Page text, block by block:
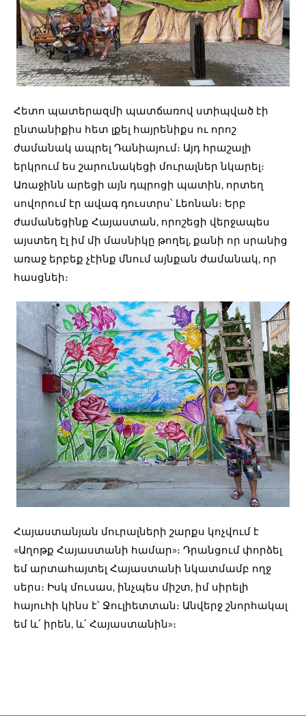
Հետո պատերազմի պատճառով ստիպված էի
ընտանիքիս հետ լքել հայրենիքս ու որոշ
ժամանակ ապրել Դանիայում։ Այդ հրաշալի
երկրում ես շարունակեցի մուրալներ նկարել։
Առաջինն արեցի այն դպրոցի պատին, որտեղ
սովորում էր ավագ դուստրս՝ Լեոնան։ Երբ
ժամանեցինք Հայաստան, որոշեցի վերջապես
այստեղ էլ իմ մի մասնիկը թողել, քանի որ սրանից
առաջ երբեք չէինք մնում այնքան ժամանակ, որ
հասցնեի։
Հայաստանյան մուրալների շարքս կոչվում է
«Աղոթք Հայաստանի համար»։ Դրանցում փորձել
եմ արտահայտել Հայաստանի նկատմամբ ողջ
սերս։ Իսկ մուսաս, ինչպես միշտ, իմ սիրելի
հայուհի կինս է՝ Ջուլիետտան։ Անվերջ շնորհակալ
եմ և՛ իրեն, և՛ Հայաստանին»։